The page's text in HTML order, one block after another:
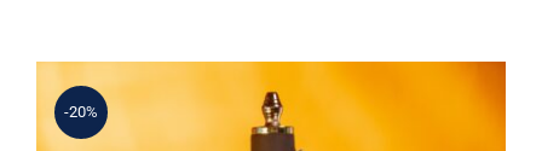
3.640 ₺.
-20%